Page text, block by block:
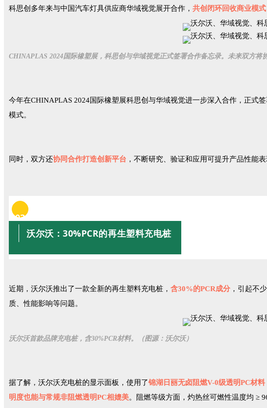
科思创多年来与中国汽车灯具供应商华域视觉展开合作， 共创闭环回收商业模式
CHINAPLAS 2024国际橡塑展，科思创与华域视觉正式签署合作备忘录。未来双方将
今年在CHINAPLAS 2024国际橡塑展科思创与华域视觉进一步深入合作，正式
模式。
同时，双方还协同合作打造创新平台 ，不断研究、验证和应用可提升产品性能表
03
沃尔沃：30%PCR的再生塑料充电桩
近期，沃尔沃推出了一款全新的再生塑料充电桩， 含30%的PCR成分 ，引起不
质、性能影响等问题。
沃尔沃首款品牌充电桩，含30%PCR材料。（图源：沃尔沃）
据了解，沃尔沃充电桩的显示面板，使用了锦湖日丽无卤阻燃V-0级透明PC材料
明度也能与常规非阻燃透明PC相媲美。阻燃等级方面，灼热丝可燃性温度均 ≥